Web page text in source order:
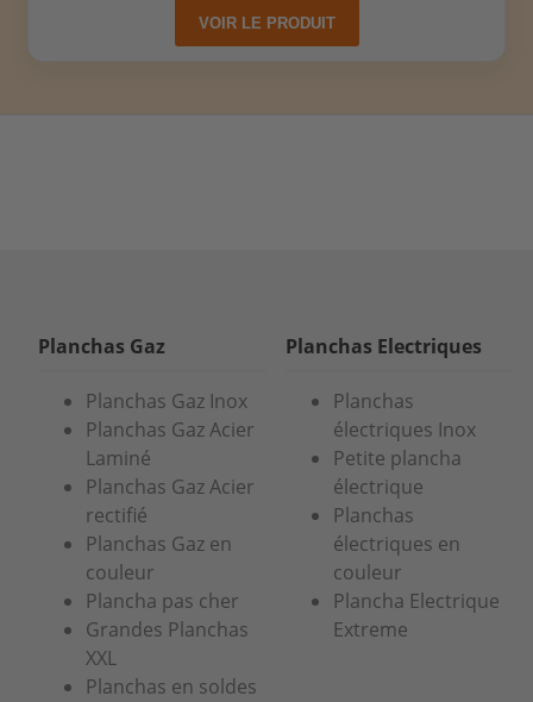
VOIR LE PRODUIT
Planchas Gaz
Planchas Gaz Inox
Planchas Gaz Acier
Laminé
Planchas Gaz Acier
rectifié
Planchas Gaz en
couleur
Plancha pas cher
Grandes Planchas
XXL
Planchas en soldes
Planchas Electriques
Planchas
électriques Inox
Petite plancha
électrique
Planchas
électriques en
couleur
Plancha Electrique
Extreme